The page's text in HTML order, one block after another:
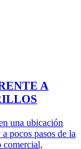
A
una ubicación
pocos pasos de la
comercial,